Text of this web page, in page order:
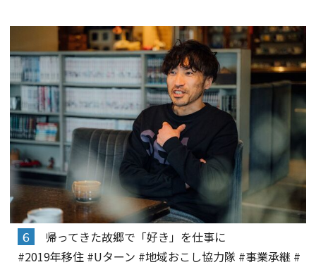
６
帰ってきた故郷で「好き」を仕事に
#2019年移住 #Uターン #地域おこし協力隊 #事業承継 #